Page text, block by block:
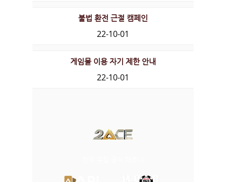
불법 환전 근절 캠페인
22-10-01
게임물 이용 자기 제한 안내
22-10-01